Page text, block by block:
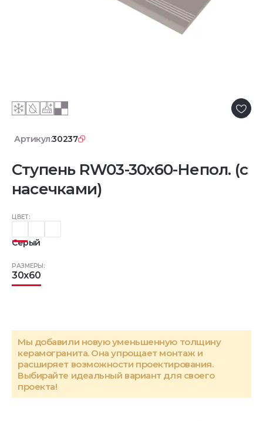
Артикул:30237
Ступень RW03-30x60-Непол. (с
насечками)
ЦВЕТ:
Серый
РАЗМЕРЫ:
30x60
Мы добавили новую уменьшенную толщину
керамогранита. Она упрощает монтаж и
расширяет возможности проектирования.
Выбирайте идеальный вариант для своего
проекта!